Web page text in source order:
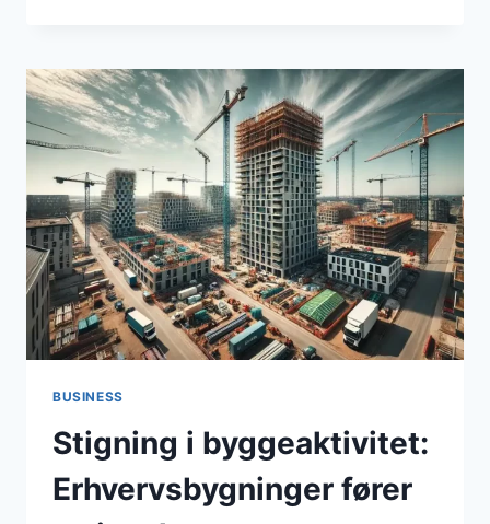
EKSPORT
OG
JOBSKABELSE
I
FOKUS
BUSINESS
Stigning i byggeaktivitet:
Erhvervsbygninger fører